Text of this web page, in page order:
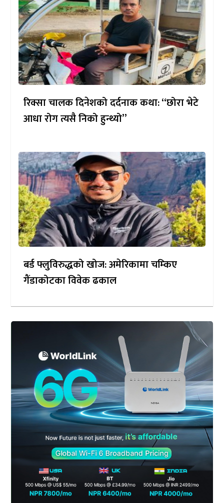
रिक्सा चालक दिनेशको दर्दनाक कथा: “छोरा भेटे
आधा रोग त्यसै निको हुन्थ्यो”
बर्ड फ्लुविरुद्धको खोज: अमेरिकामा चम्किए
गैंडाकोटका विवेक ढकाल